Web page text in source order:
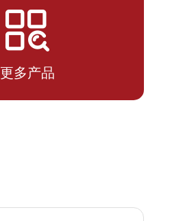
0.5238
更多产品